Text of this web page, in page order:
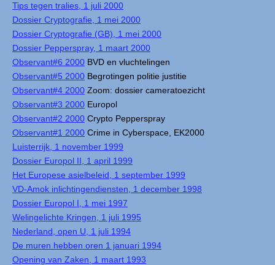
Tips tegen tralies, 1 juli 2000
Dossier Cryptografie, 1 mei 2000
Dossier Cryptografie (GB), 1 mei 2000
Dossier Pepperspray, 1 maart 2000
Observant#6 2000 BVD en vluchtelingen
Observant#5 2000 Begrotingen politie justitie
Observant#4 2000 Zoom: dossier cameratoezicht
Observant#3 2000 Europol
Observant#2 2000 Crypto Pepperspray
Observant#1 2000 Crime in Cyberspace, EK2000
Luisterrijk, 1 november 1999
Dossier Europol II, 1 april 1999
Het Europese asielbeleid, 1 september 1999
VD-Amok inlichtingendiensten, 1 december 1998
Dossier Europol I, 1 mei 1997
Welingelichte Kringen, 1 juli 1995
Nederland, open U, 1 juli 1994
De muren hebben oren 1 januari 1994
Opening van Zaken, 1 maart 1993